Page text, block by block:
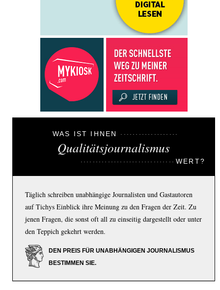
WAS IST IHNEN
Qualitätsjournalismus
WERT?
Täglich schreiben unabhängige Journalisten und Gastautoren
auf Tichys Einblick ihre Meinung zu den Fragen der Zeit. Zu
jenen Fragen, die sonst oft all zu einseitig dargestellt oder unter
den Teppich gekehrt werden.
DEN PREIS FÜR UNABHÄNGIGEN JOURNALISMUS
BESTIMMEN SIE.